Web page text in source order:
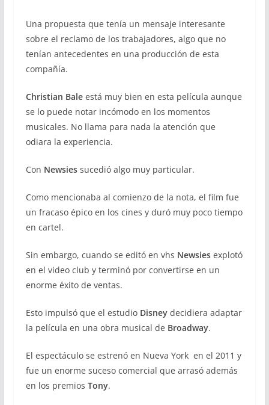
Una propuesta que tenía un mensaje interesante
sobre el reclamo de los trabajadores, algo que no
tenían antecedentes en una producción de esta
compañía.
Christian Baleestá muy bien en esta película aunque
se lo puede notar incómodo en los momentos
musicales. No llama para nada la atención que
odiara la experiencia.
Con Newsiessucedió algo muy particular.
Como mencionaba al comienzo de la nota, el film fue
un fracaso épico en los cines y duró muy poco tiempo
en cartel.
Sin embargo, cuando se editó en vhs Newsiesexplotó
en el video club y terminó por convertirse en un
enorme éxito de ventas.
Esto impulsó que el estudio Disneydecidiera adaptar
la película en una obra musical de Broadway.
El espectáculo se estrenó en Nueva York en el 2011 y
fue un enorme suceso comercial que arrasó además
en los premios Tony.